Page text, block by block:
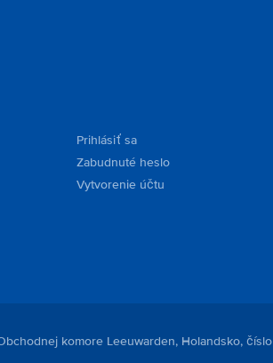
Prihlásiť sa
Zabudnuté heslo
Vytvorenie účtu
komore Leeuwarden, Holandsko, číslo